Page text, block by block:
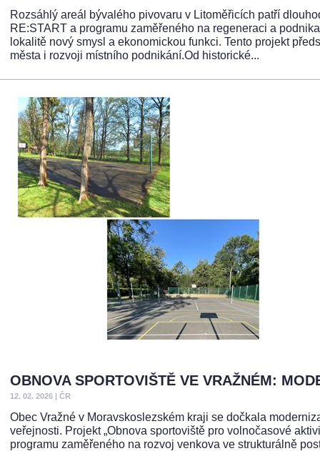
Rozsáhlý areál bývalého pivovaru v Litoměřicích patří
RE:START a programu zaměřeného na regeneraci a
lokalitě nový smysl a ekonomickou funkci. Tento projekt
města i rozvoji místního podnikání.Od historické...
OBNOVA SPORTOVIŠTĚ VE VRAŽNÉM:
12. 02. 2026 | ČR
Obec Vražné v Moravskoslezském kraji se dočkala
veřejnosti. Projekt „Obnova sportoviště pro volnočasové
programu zaměřeného na rozvoj venkova ve strukturálně